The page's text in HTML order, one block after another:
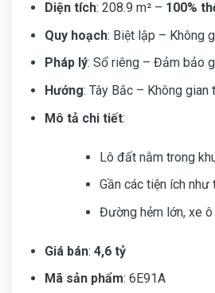
Diện tích: 208.9 m² – 100%
Quy hoạch: Biệt lập – Không
Pháp lý: Sổ riêng – Đảm bảo
Hướng: Tây Bắc – Không gian
Mô tả chi tiết:
Lô đất nằm trong
Gần các tiện ích như
Đường hẻm lớn, xe
Giá bán: 4,6 tỷ
Mã sản phẩm: 6E91A